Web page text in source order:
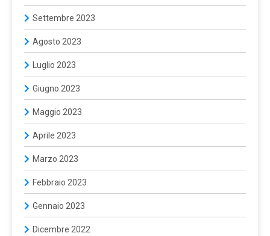
Settembre 2023
Agosto 2023
Luglio 2023
Giugno 2023
Maggio 2023
Aprile 2023
Marzo 2023
Febbraio 2023
Gennaio 2023
Dicembre 2022